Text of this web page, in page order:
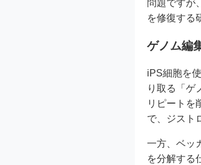
問題ですが
を修復する
ゲノム編
iPS細胞を
り取る「ゲ
リピートを
で、ジスト
一方、ベッ
を分解する